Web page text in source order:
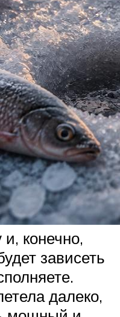
конечно,
зависеть
далеко,